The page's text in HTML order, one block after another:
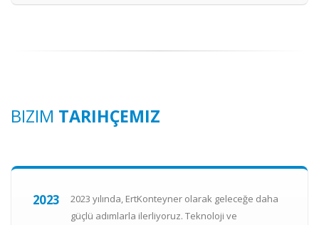
BIZIM TARIHÇEMIZ
2023
2023 yılında, ErtKonteyner olarak geleceğe daha
güçlü adımlarla ilerliyoruz. Teknoloji ve